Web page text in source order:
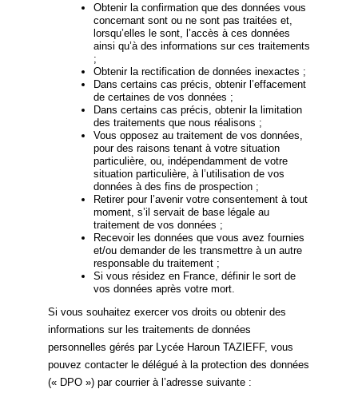
Obtenir la confirmation que des données vous
concernant sont ou ne sont pas traitées et,
lorsqu’elles le sont, l’accès à ces données
ainsi qu’à des informations sur ces traitements
;
Obtenir la rectification de données inexactes ;
Dans certains cas précis, obtenir l’effacement
de certaines de vos données ;
Dans certains cas précis, obtenir la limitation
des traitements que nous réalisons ;
Vous opposez au traitement de vos données,
pour des raisons tenant à votre situation
particulière, ou, indépendamment de votre
situation particulière, à l’utilisation de vos
données à des fins de prospection ;
Retirer pour l’avenir votre consentement à tout
moment, s’il servait de base légale au
traitement de vos données ;
Recevoir les données que vous avez fournies
et/ou demander de les transmettre à un autre
responsable du traitement ;
Si vous résidez en France, définir le sort de
vos données après votre mort.
Si vous souhaitez exercer vos droits ou obtenir des
informations sur les traitements de données
personnelles gérés par Lycée Haroun TAZIEFF, vous
pouvez contacter le délégué à la protection des données
(« DPO ») par courrier à l’adresse suivante :